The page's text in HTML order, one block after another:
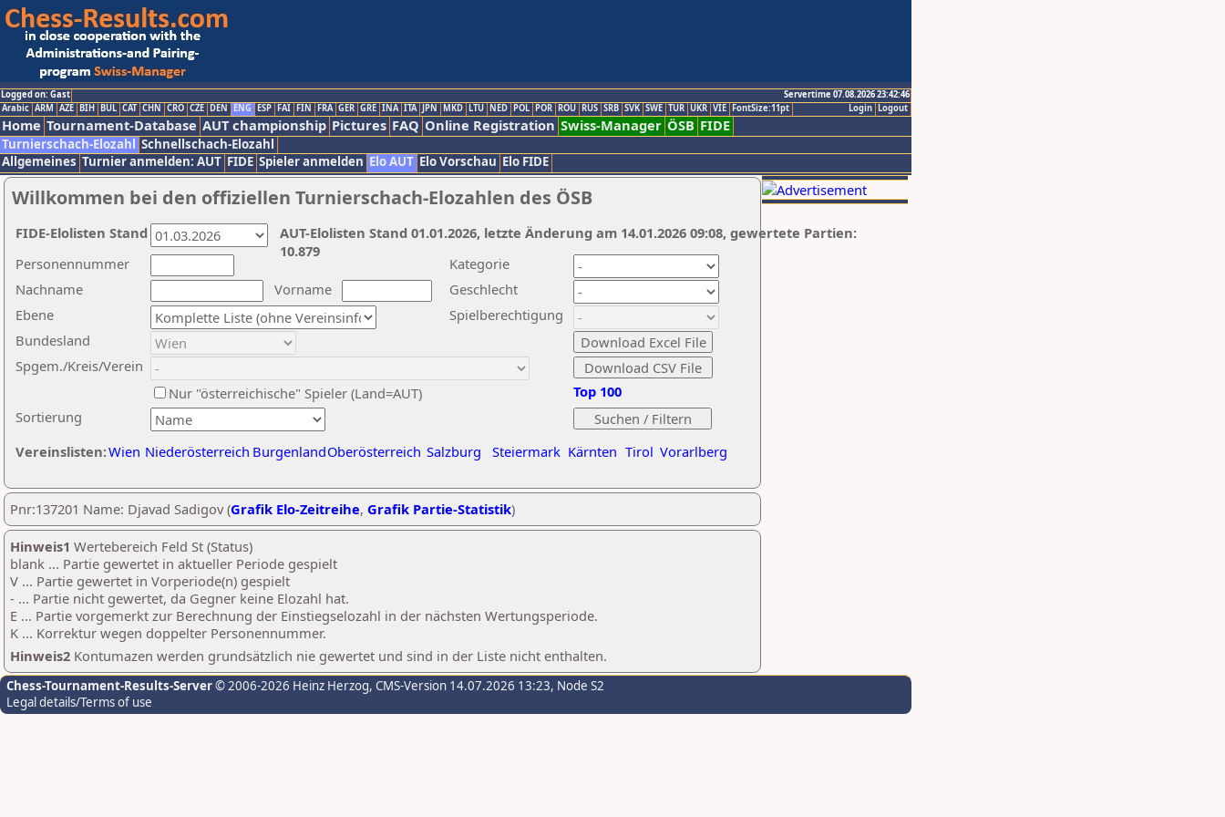
Logged on: Gast
Servertime 07.08.2026 23:42:46
Logout
Login
Arabic ARM AZE BIH BUL CAT CHN CRO CZE DEN ENG ESP FAI FIN FRA GER GRE INA ITA JPN MKD LTU NED POL POR ROU RUS SRB SVK SWE TUR UKR VIE FontSize:11pt
Home Tournament-Database AUT championship Pictures FAQ Online Registration Swiss-Manager ÖSB FIDE
Turnierschach-Elozahl Schnellschach-Elozahl
Allgemeines Turnier anmelden: AUT FIDE Spieler anmelden Elo AUT Elo Vorschau Elo FIDE
Willkommen bei den offiziellen Turnierschach-Elozahlen des ÖSB
Nachname
Vorname
Ebene
Kategorie
Sortierung
Personennummer
Bundesland
Spgem./Kreis/Verein
Geschlecht
Nur "österreichische" Spieler (Land=AUT)
Spielberechtigung
Vereinslisten:Wien Niederösterreich BurgenlandOberösterreich Salzburg Steiermark Kärnten Tirol Vorarlberg
Top 100
AUT-Elolisten Stand 01.01.2026, letzte Änderung am 14.01.2026 09:08, gewertete Partien:
10.879
FIDE-Elolisten Stand
Pnr:137201 Name: Djavad Sadigov (Grafik Elo-Zeitreihe, Grafik Partie-Statistik)
Hinweis1 Wertebereich Feld St (Status)
blank ... Partie gewertet in aktueller Periode gespielt
V ... Partie gewertet in Vorperiode(n) gespielt
- ... Partie nicht gewertet, da Gegner keine Elozahl hat.
E ... Partie vorgemerkt zur Berechnung der Einstiegselozahl in der nächsten Wertungsperiode.
K ... Korrektur wegen doppelter Personennummer.
Hinweis2 Kontumazen werden grundsätzlich nie gewertet und sind in der Liste nicht enthalten.
Chess-Tournament-Results-Server© 2006-2026 Heinz Herzog, CMS-Version 14.07.2026 13:23, Node S2
Legal details/Terms of use